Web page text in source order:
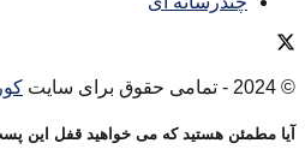
© 2024 - تمامی حقوق برای سایت
آیا مطمئن هستید که می خواهید قفل این